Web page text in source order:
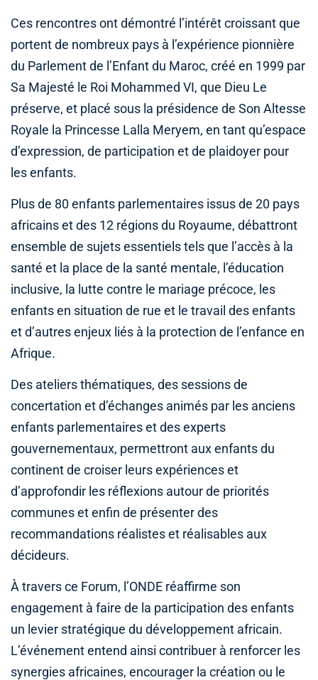
Ces rencontres ont démontré l’intérêt croissant que
portent de nombreux pays à l’expérience pionnière
du Parlement de l’Enfant du Maroc, créé en 1999 par
Sa Majesté le Roi Mohammed VI, que Dieu Le
préserve, et placé sous la présidence de Son Altesse
Royale la Princesse Lalla Meryem, en tant qu’espace
d’expression, de participation et de plaidoyer pour
les enfants.
Plus de 80 enfants parlementaires issus de 20 pays
africains et des 12 régions du Royaume, débattront
ensemble de sujets essentiels tels que l’accès à la
santé et la place de la santé mentale, l’éducation
inclusive, la lutte contre le mariage précoce, les
enfants en situation de rue et le travail des enfants
et d’autres enjeux liés à la protection de l’enfance en
Afrique.
Des ateliers thématiques, des sessions de
concertation et d’échanges animés par les anciens
enfants parlementaires et des experts
gouvernementaux, permettront aux enfants du
continent de croiser leurs expériences et
d’approfondir les réflexions autour de priorités
communes et enfin de présenter des
recommandations réalistes et réalisables aux
décideurs.
À travers ce Forum, l’ONDE réaffirme son
engagement à faire de la participation des enfants
un levier stratégique du développement africain.
L’événement entend ainsi contribuer à renforcer les
synergies africaines, encourager la création ou le